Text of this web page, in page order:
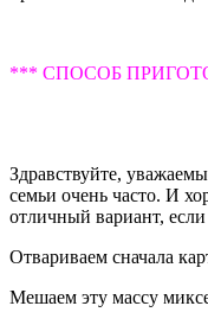
*** СПОСОБ
Здравствуйте,
семьи очень часто. И
отличный вариант,
Отвариваем сначала
Мешаем эту массу